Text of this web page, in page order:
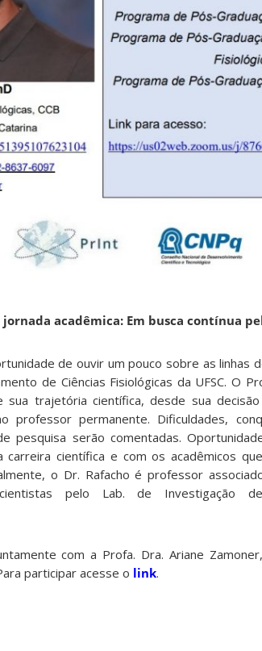
jornada acadêmica: Em busca contínua
de ouvir um pouco sobre as linhas
de Ciências Fisiológicas da UFSC. O
sua trajetória científica, desde sua
professor permanente. Dificuldades,
pesquisa serão comentadas.
carreira científica e com os acadêmicos
o Dr. Rafacho é professor
pelo Lab. de Investigação
com a Profa. Dra. Ariane
participar acesse o link.